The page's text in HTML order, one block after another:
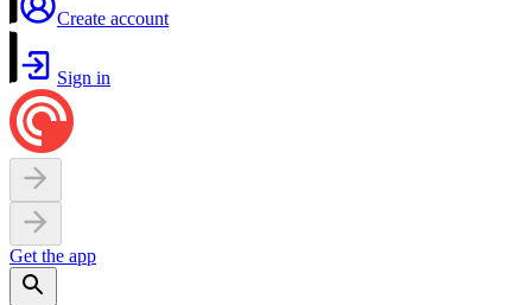
Create account
Sign in
Get the app